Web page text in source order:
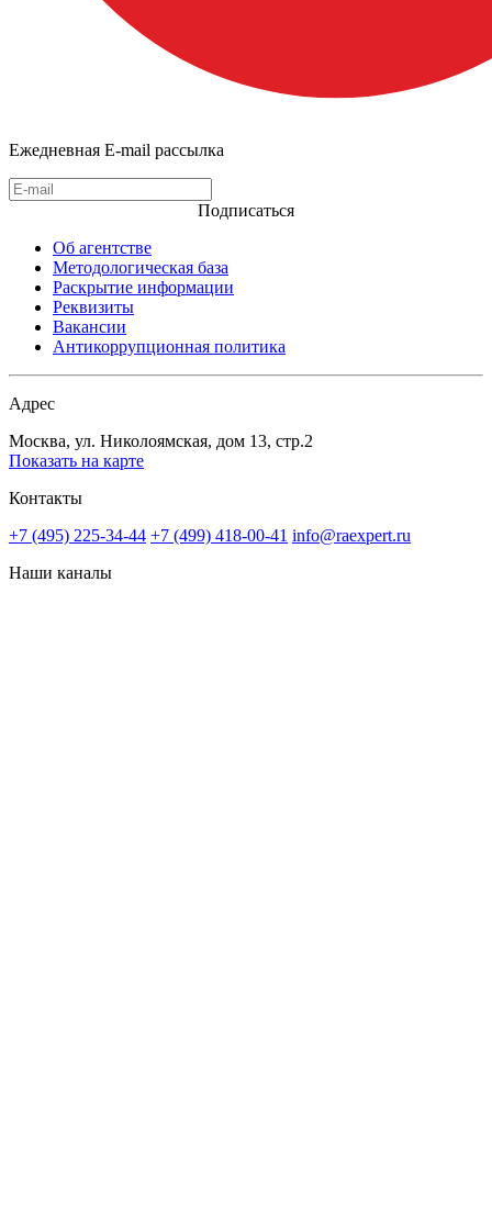
Ежедневная E-mail рассылка
Подписаться
Об агентстве
Методологическая база
Раскрытие информации
Реквизиты
Вакансии
Антикоррупционная политика
Адрес
Москва, ул. Николоямская, дом 13, стр.2
Показать на карте
Контакты
+7 (495) 225-34-44 +7 (499) 418-00-41 info@raexpert.ru
Наши каналы